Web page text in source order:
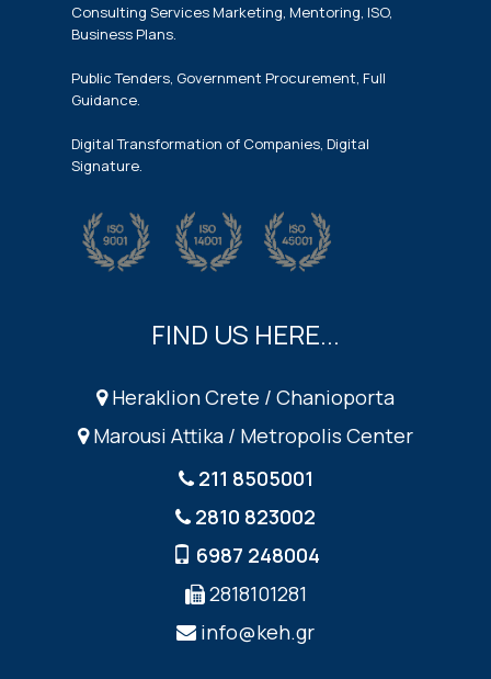
Consulting Services Marketing, Mentoring, ISO,
Business Plans.
Public Tenders, Government Procurement, Full
Guidance.
Digital Transformation of Companies, Digital
Signature.
FIND US HERE...
Heraklion Crete / Chanioporta
Marousi Attika / Metropolis Center
211 8505001
2810 823002
6987 248004
2818101281
info@keh.gr